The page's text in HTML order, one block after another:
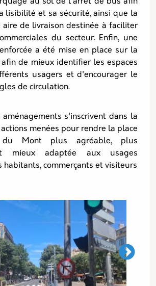
lisibilité et sa sécurité, ainsi que la
aire de livraison destinée à faciliter
du secteur. Enfin, une
a été mise en place sur la
afin de mieux identifier les espaces
usagers et d'encourager le
de circulation.
aménagements s'inscrivent dans la
menées pour rendre la place
du Mont plus agréable, plus
mieux adaptée aux usages
habitants, commerçants et visiteurs